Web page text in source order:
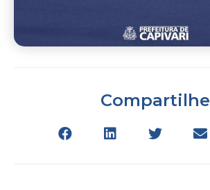
Compartilhe